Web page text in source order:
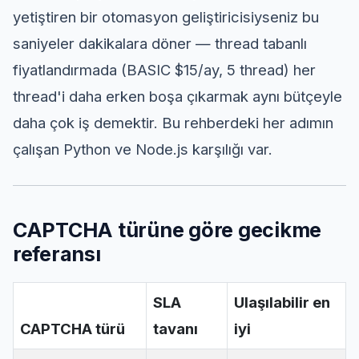
yetiştiren bir otomasyon geliştiricisiyseniz bu
saniyeler dakikalara döner — thread tabanlı
fiyatlandırmada (BASIC $15/ay, 5 thread) her
thread'i daha erken boşa çıkarmak aynı bütçeyle
daha çok iş demektir. Bu rehberdeki her adımın
çalışan Python ve Node.js karşılığı var.
CAPTCHA türüne göre gecikme
referansı
CAPTCHA türü
SLA
tavanı
Ulaşılabilir en
iyi